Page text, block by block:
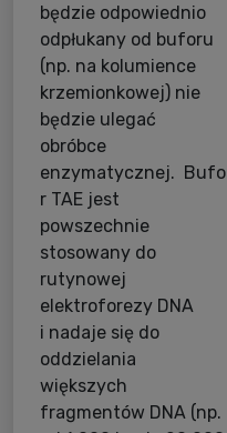
będzie odpowiednio
odpłukany od buforu
(np. na kolumience
krzemionkowej) nie
będzie ulegać
obróbce
enzymatycznej. Bufo
r TAE jest
powszechnie
stosowany do
rutynowej
elektroforezy DNA
i nadaje się do
oddzielania
większych
fragmentów DNA (np.